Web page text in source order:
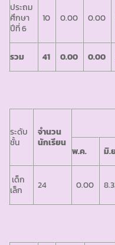
ประถม
ศึกษา
ปีที่ 6
10 0.00 0.00
รวม 41 0.00 0.00
ระดับ
ชั้น
จำนวน
นักเรียน
ร้อยล
พ.ค. มิ.
เด็ก
เล็ก
24 0.00